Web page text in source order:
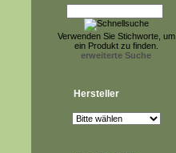
Verwenden Sie Stichworte, um
ein Produkt zu finden.
erweiterte Suche
Hersteller